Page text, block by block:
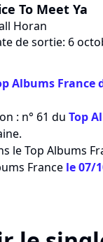
To Meet Ya
Horan
de sortie: 6
Albums France
: n° 61 du Top
le Top Albums
France le 07/